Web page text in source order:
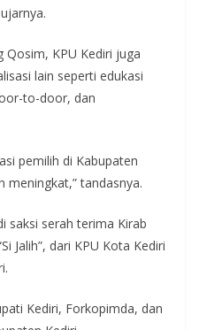
Qosim, KPU Kediri juga
lain seperti edukasi
to-door, dan
pemilih di Kabupaten
meningkat,” tandasnya.
saksi serah terima Kirab
Jalih”, dari KPU Kota Kediri
Kediri, Forkopimda, dan